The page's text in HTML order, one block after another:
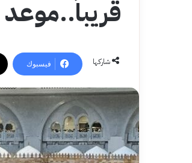
قريباً..موعد
شاركها فيسبوك